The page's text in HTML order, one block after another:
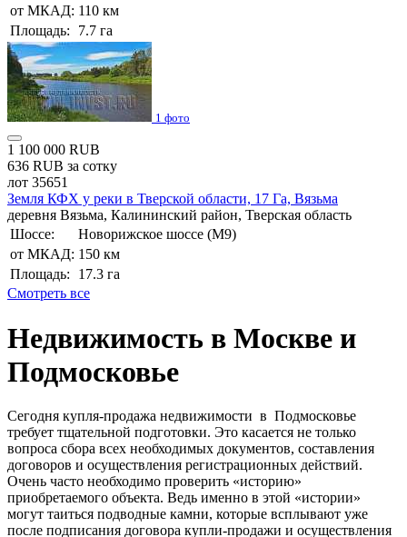
от МКАД: 110 км
Площадь:
7.7 га
1 фото
1 100 000 RUB
636 RUB за сотку
лот 35651
Земля КФХ у реки в Тверской области, 17 Га, Вязьма
деревня Вязьма, Калининский район, Тверская область
Шоссе:
Новорижское шоссе (М9)
от МКАД: 150 км
Площадь:
17.3 га
Cмотреть все
Недвижимость в Москве и
Подмосковье
Сегодня купля-продажа недвижимости в Подмосковье
требует тщательной подготовки. Это касается не только
вопроса сбора всех необходимых документов, составления
договоров и осуществления регистрационных действий.
Очень часто необходимо проверить «историю»
приобретаемого объекта. Ведь именно в этой «истории»
могут таиться подводные камни, которые всплывают уже
после подписания договора купли-продажи и осуществления